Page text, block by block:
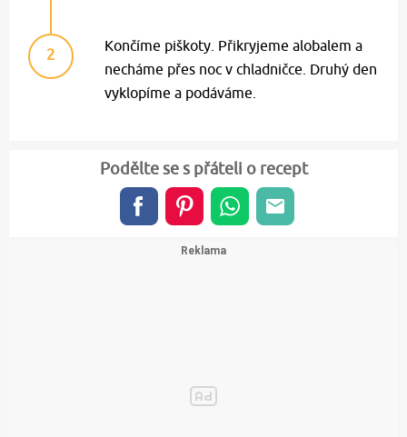
2
Končíme piškoty. Přikryjeme alobalem a
necháme přes noc v chladničce. Druhý den
vyklopíme a podáváme.
Podělte se s přáteli o recept